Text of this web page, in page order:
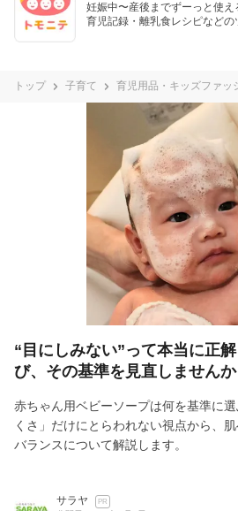
妊娠中〜産後までずーっと使え
育児記録・離乳食レシピなどの
トップ 子育て 育児用品・キッズファッ
“目にしみない”って本当に正
び、その基準を見直しませんか
赤ちゃん用ベビーソープは何を基準に
くさ」だけにとらわれない視点から、
バランスについて解説します。
サラヤ PR